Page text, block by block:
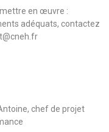
en œuvre :
adéquats, contactez
chef de projet